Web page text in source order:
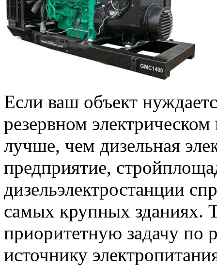
Если ваш объект
резервном
лучше, чем дизельная
предприятие,
дизельэлектростанции
самых крупных зданиях.
приоритетную задачу по
источнику